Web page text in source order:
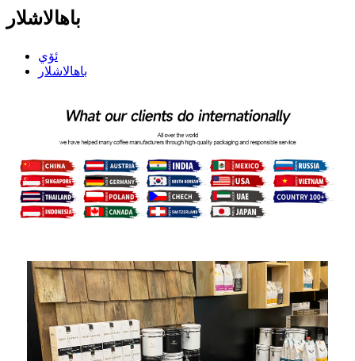
باھالاشلار
ئۆي
باھالاشلار